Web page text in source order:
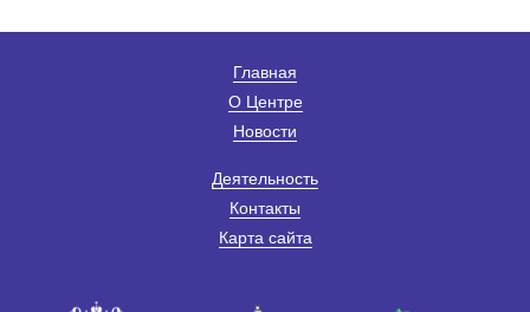
Главная
О Центре
Новости
Деятельность
Контакты
Карта сайта